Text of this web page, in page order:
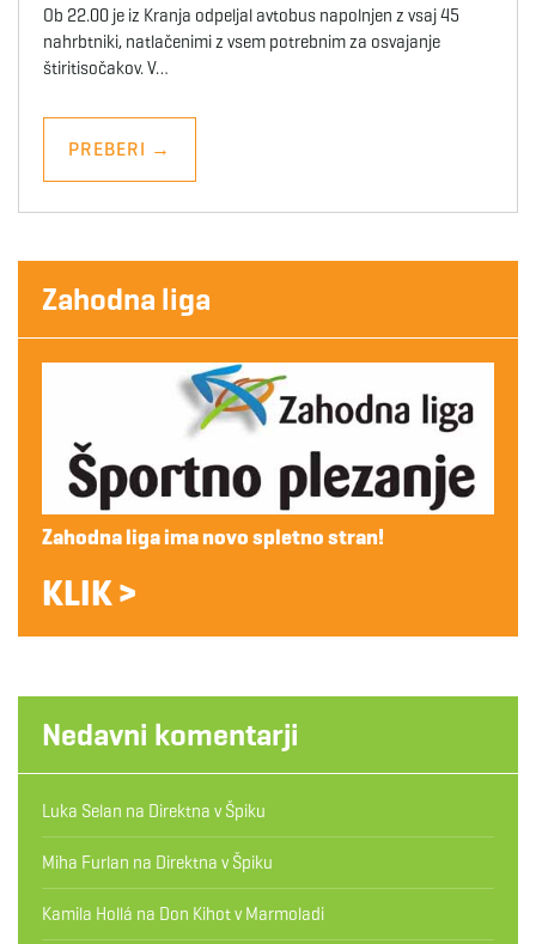
Ob 22.00 je iz Kranja odpeljal avtobus napolnjen z vsaj 45
nahrbtniki, natlačenimi z vsem potrebnim za osvajanje
štiritisočakov. V…
PREBERI →
Zahodna liga
Zahodna liga ima novo spletno stran!
KLIK >
Nedavni komentarji
Luka Selan na Direktna v Špiku
Miha Furlan na Direktna v Špiku
Kamila Hollá na Don Kihot v Marmoladi